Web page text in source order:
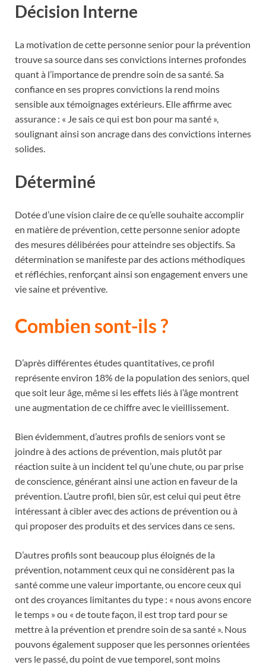
Décision Interne
La motivation de cette personne senior pour la prévention
trouve sa source dans ses convictions internes profondes
quant à l’importance de prendre soin de sa santé. Sa
confiance en ses propres convictions la rend moins
sensible aux témoignages extérieurs. Elle affirme avec
assurance : « Je sais ce qui est bon pour ma santé »,
soulignant ainsi son ancrage dans des convictions internes
solides.
Déterminé
Dotée d’une vision claire de ce qu’elle souhaite accomplir
en matière de prévention, cette personne senior adopte
des mesures délibérées pour atteindre ses objectifs. Sa
détermination se manifeste par des actions méthodiques
et réfléchies, renforçant ainsi son engagement envers une
vie saine et préventive.
Combien sont-ils ?
D’après différentes études quantitatives, ce profil
représente environ 18% de la population des seniors, quel
que soit leur âge, même si les effets liés à l’âge montrent
une augmentation de ce chiffre avec le vieillissement.
Bien évidemment, d’autres profils de seniors vont se
joindre à des actions de prévention, mais plutôt par
réaction suite à un incident tel qu’une chute, ou par prise
de conscience, générant ainsi une action en faveur de la
prévention. L’autre profil, bien sûr, est celui qui peut être
intéressant à cibler avec des actions de prévention ou à
qui proposer des produits et des services dans ce sens.
D’autres profils sont beaucoup plus éloignés de la
prévention, notamment ceux qui ne considèrent pas la
santé comme une valeur importante, ou encore ceux qui
ont des croyances limitantes du type : « nous avons encore
le temps » ou « de toute façon, il est trop tard pour se
mettre à la prévention et prendre soin de sa santé ». Nous
pouvons également supposer que les personnes orientées
vers le passé, du point de vue temporel, sont moins